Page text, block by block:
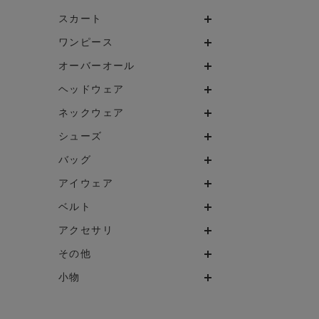
スカート
ワンピース
オーバーオール
ヘッドウェア
ネックウェア
シューズ
バッグ
アイウェア
ベルト
アクセサリ
その他
小物